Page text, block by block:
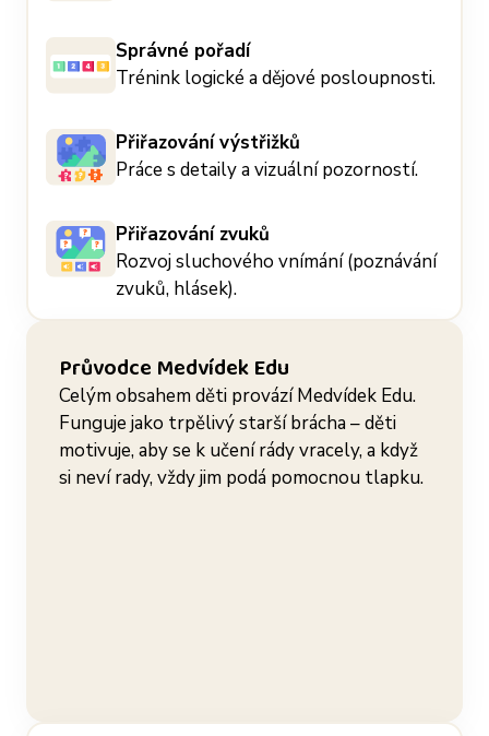
Správné pořadí
Trénink logické a dějové posloupnosti.
Přiřazování výstřižků
Práce s detaily a vizuální pozorností.
Přiřazování zvuků
Rozvoj sluchového vnímání (poznávání
zvuků, hlásek).
Průvodce Medvídek Edu
Celým obsahem děti provází Medvídek Edu.
Funguje jako trpělivý starší brácha – děti
motivuje, aby se k učení rády vracely, a když
si neví rady, vždy jim podá pomocnou tlapku.